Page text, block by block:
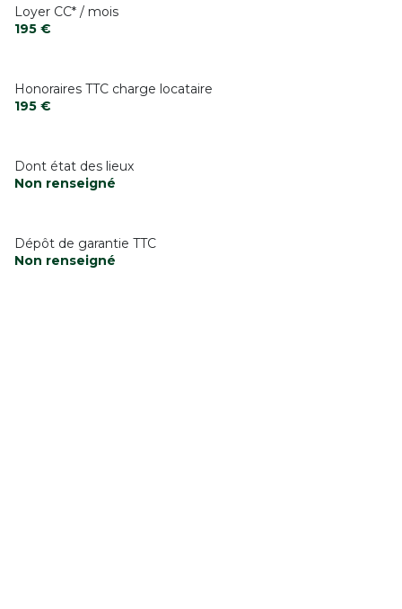
Loyer CC* / mois
195 €
Honoraires TTC charge locataire
195 €
Dont état des lieux
Non renseigné
Dépôt de garantie TTC
Non renseigné